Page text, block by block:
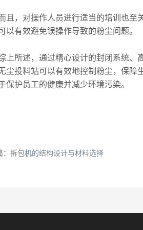
，对操作人员进行适当的培训也至
以有效避免误操作导致的粉尘问题。
所述，通过精心设计的封闭系统、高
尘投料站可以有效地控制粉尘，保障
保护员工的健康并减少环境污染。
拆包机的结构设计与材料选择